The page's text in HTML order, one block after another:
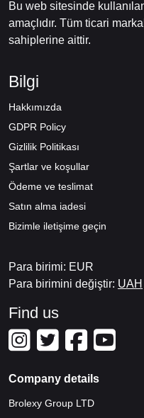
Bu web sitesinde
amaçlıdır. Tüm ticari
sahiplerine aittir.
Bilgi
Hakkımızda
GDPR Policy
Gizlilik Politikası
Şartlar ve koşullar
Ödeme ve teslimat
Satın alma iadesi
Bizimle iletişime geçin
Para birimi: EUR
Para birimini değiştir: UAH
Find us
Company details
Brolexy Group LTD